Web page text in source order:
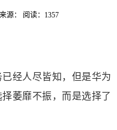
来源： 阅读：1357
经人尽皆知，但是华为
萎靡不振，而是选择了